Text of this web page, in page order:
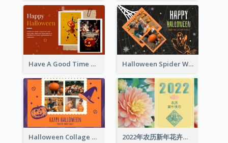
Have A Good Time This Halloween Greeting Card Halloween Spider Web Greeting Card
Halloween Collage Greeting Card 2022年农历新年花卉照片贺卡